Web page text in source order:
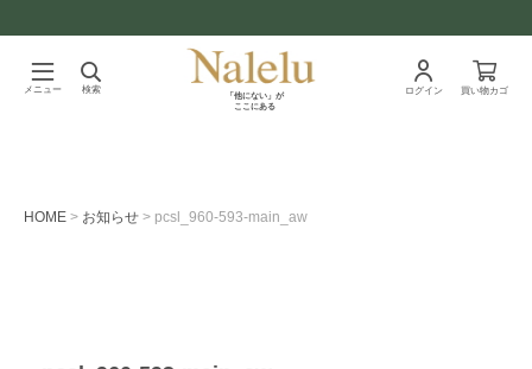
メニュー 検索
「他にない」が
ここにある
ログイン 買い物カゴ
HOME お知らせ pcsl_960-593-main_aw